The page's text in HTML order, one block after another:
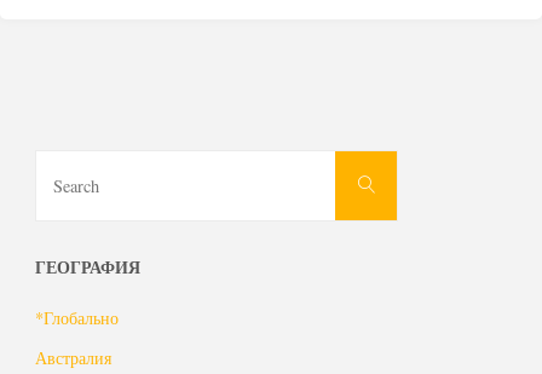
Search
ГЕОГРАФИЯ
*Глобально
Австралия